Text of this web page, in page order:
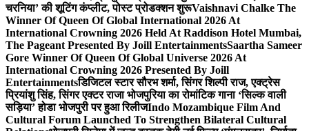
चरनिया’ की शूटिंग कंप्लीट, पोस्ट प्रोडक्शन शुरूVaishnavi Chalke The
Winner Of Queen Of Global International 2026 At
International Crowning 2026 Held At Raddison Hotel Mumbai,
The Pageant Presented By Joill EntertainmentsSaartha Sameer
Gore Winner Of Queen Of Global Universe 2026 At
International Crowning 2026 Presented By Joill
Entertainmentsडिजिटल स्टार सौरभ शर्मा, सिंगर शिल्पी राज, एक्ट्रेस
प्रियांशु सिंह, सिंगर एक्टर राजा भोजपुरिया का रोमांटिक गाना ‘सिल्क वाली
सड़िया’ होडा भोजपुरी पर हुआ रिलीजIndo Mozambique Film And
Cultural Forum Launched To Strengthen Bilateral Cultural